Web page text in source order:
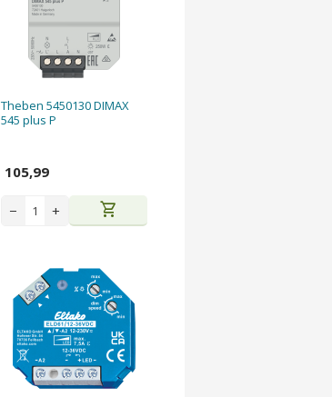
Theben 5450130 DIMAX
545 plus P
105,99
− + shopping_cart